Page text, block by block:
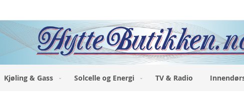
Kjøling & Gass Solcelle og Energi TV & Radio